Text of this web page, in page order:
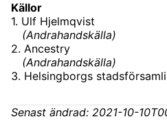
Källor
1. Ulf Hjelmqvist
(Andrahandskälla)
2. Ancestry
(Andrahandskälla)
3. Helsingborgs
Senast ändrad: 2021-10-